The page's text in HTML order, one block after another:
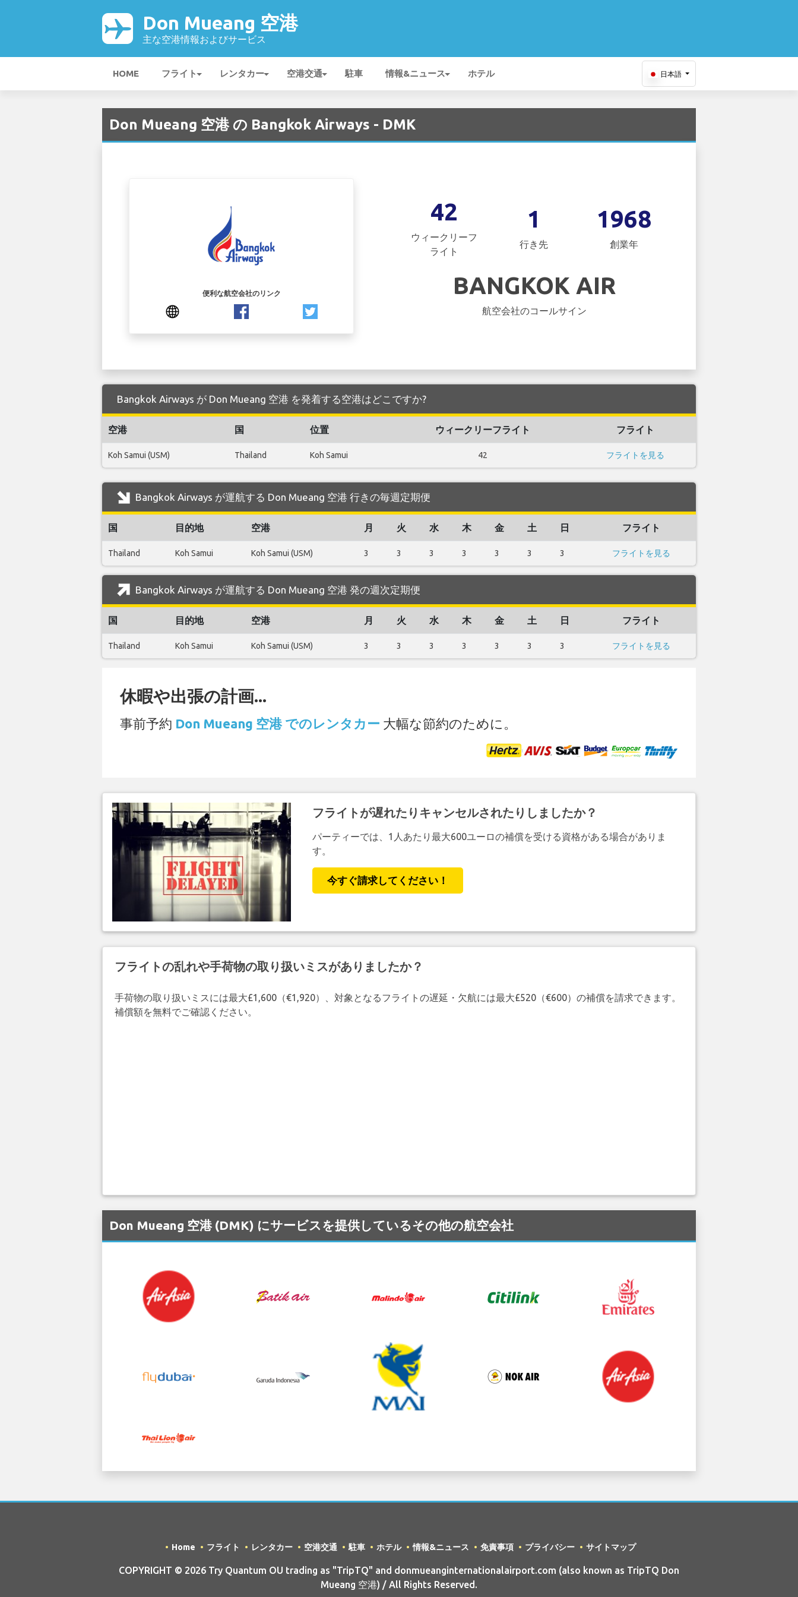
Don Mueang 空港
主な空港情報およびサービス
HOME フライト レンタカー 空港交通 駐車 情報&ニュース ホテル 日本語
Don Mueang 空港 の Bangkok Airways - DMK
便利な航空会社のリンク
42
ウィークリーフ
ライト
1
行き先
1968
創業年
BANGKOK AIR
航空会社のコールサイン
Bangkok Airways が Don Mueang 空港 を発着する空港はどこですか?
空港 国 位置 ウィークリーフライト フライト
Koh Samui (USM) Thailand Koh Samui 42 フライトを見る
Bangkok Airways が運航する Don Mueang 空港 行きの毎週定期便
国 目的地 空港 月 火 水 木 金 土 日 フライト
Thailand Koh Samui Koh Samui (USM) 3 3 3 3 3 3 3 フライトを見る
Bangkok Airways が運航する Don Mueang 空港 発の週次定期便
国 目的地 空港 月 火 水 木 金 土 日 フライト
Thailand Koh Samui Koh Samui (USM) 3 3 3 3 3 3 3 フライトを見る
休暇や出張の計画...
事前予約 Don Mueang 空港 でのレンタカー 大幅な節約のために。
フライトが遅れたりキャンセルされたりしましたか？
パーティーでは、1人あたり最大600ユーロの補償を受ける資格がある場合がありま
す。
今すぐ請求してください！
フライトの乱れや手荷物の取り扱いミスがありましたか？
手荷物の取り扱いミスには最大£1,600（€1,920）、対象となるフライトの遅延・欠航には最大£520（€600）の補償を請求できます。
補償額を無料でご確認ください。
Don Mueang 空港 (DMK) にサービスを提供しているその他の航空会社
Home フライト レンタカー 空港交通 駐車 ホテル 情報&ニュース 免責事項 プライバシー サイトマップ
COPYRIGHT © 2026 Try Quantum OU trading as "TripTQ" and donmueanginternationalairport.com (also known as TripTQ Don
Mueang 空港) / All Rights Reserved.